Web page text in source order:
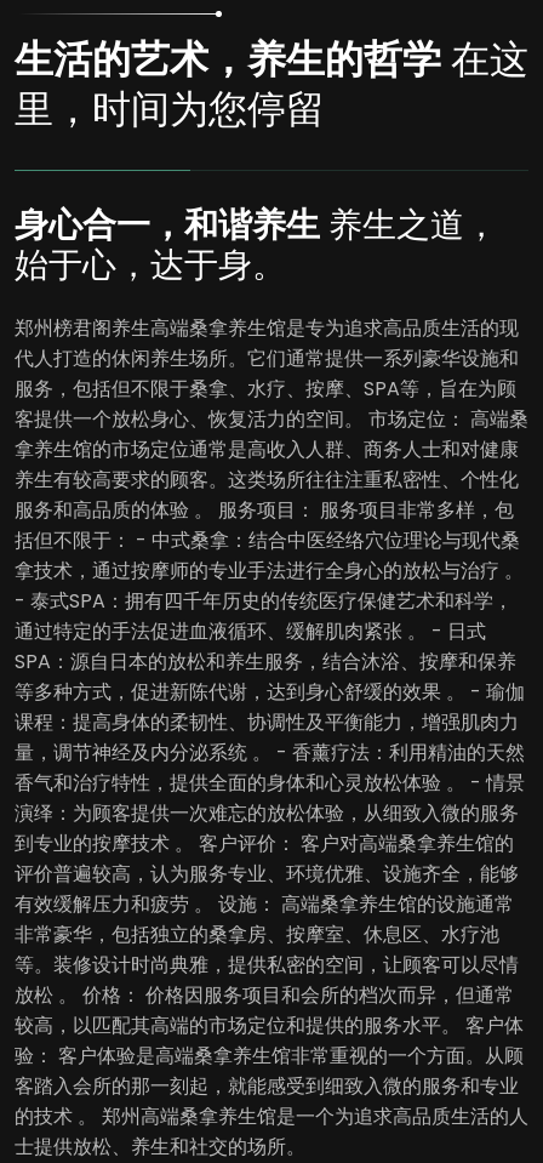
生活的艺术，养生的哲学 在这
里，时间为您停留
身心合一，和谐养生 养生之道，
始于心，达于身。
郑州榜君阁养生高端桑拿养生馆是专为追求高品质生活的现
代人打造的休闲养生场所。它们通常提供一系列豪华设施和
服务，包括但不限于桑拿、水疗、按摩、SPA等，旨在为顾
客提供一个放松身心、恢复活力的空间。 市场定位： 高端桑
拿养生馆的市场定位通常是高收入人群、商务人士和对健康
养生有较高要求的顾客。这类场所往往注重私密性、个性化
服务和高品质的体验 。 服务项目： 服务项目非常多样，包
括但不限于： - 中式桑拿：结合中医经络穴位理论与现代桑
拿技术，通过按摩师的专业手法进行全身心的放松与治疗 。
- 泰式SPA：拥有四千年历史的传统医疗保健艺术和科学，
通过特定的手法促进血液循环、缓解肌肉紧张 。 - 日式
SPA：源自日本的放松和养生服务，结合沐浴、按摩和保养
等多种方式，促进新陈代谢，达到身心舒缓的效果 。 - 瑜伽
课程：提高身体的柔韧性、协调性及平衡能力，增强肌肉力
量，调节神经及内分泌系统 。 - 香薰疗法：利用精油的天然
香气和治疗特性，提供全面的身体和心灵放松体验 。 - 情景
演绎：为顾客提供一次难忘的放松体验，从细致入微的服务
到专业的按摩技术 。 客户评价： 客户对高端桑拿养生馆的
评价普遍较高，认为服务专业、环境优雅、设施齐全，能够
有效缓解压力和疲劳 。 设施： 高端桑拿养生馆的设施通常
非常豪华，包括独立的桑拿房、按摩室、休息区、水疗池
等。装修设计时尚典雅，提供私密的空间，让顾客可以尽情
放松 。 价格： 价格因服务项目和会所的档次而异，但通常
较高，以匹配其高端的市场定位和提供的服务水平。 客户体
验： 客户体验是高端桑拿养生馆非常重视的一个方面。从顾
客踏入会所的那一刻起，就能感受到细致入微的服务和专业
的技术 。 郑州高端桑拿养生馆是一个为追求高品质生活的人
士提供放松、养生和社交的场所。